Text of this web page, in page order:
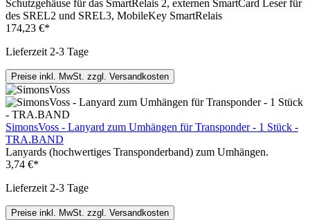
Schutzgehäuse für das SmartRelais 2, externen SmartCard Leser für
des SREL2 und SREL3, MobileKey SmartRelais
174,23 €*
Lieferzeit 2-3 Tage
Preise inkl. MwSt. zzgl. Versandkosten
SimonsVoss - Lanyard zum Umhängen für Transponder - 1 Stück -
TRA.BAND
Lanyards (hochwertiges Transponderband) zum Umhängen.
3,74 €*
Lieferzeit 2-3 Tage
Preise inkl. MwSt. zzgl. Versandkosten